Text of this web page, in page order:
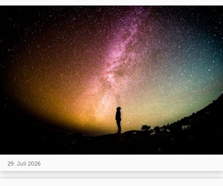
29. Juli 2026